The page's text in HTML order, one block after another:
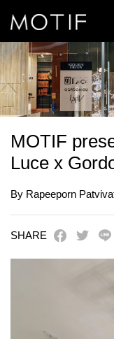
MOTIF
Luce x
By Rapeeporn
SHARE